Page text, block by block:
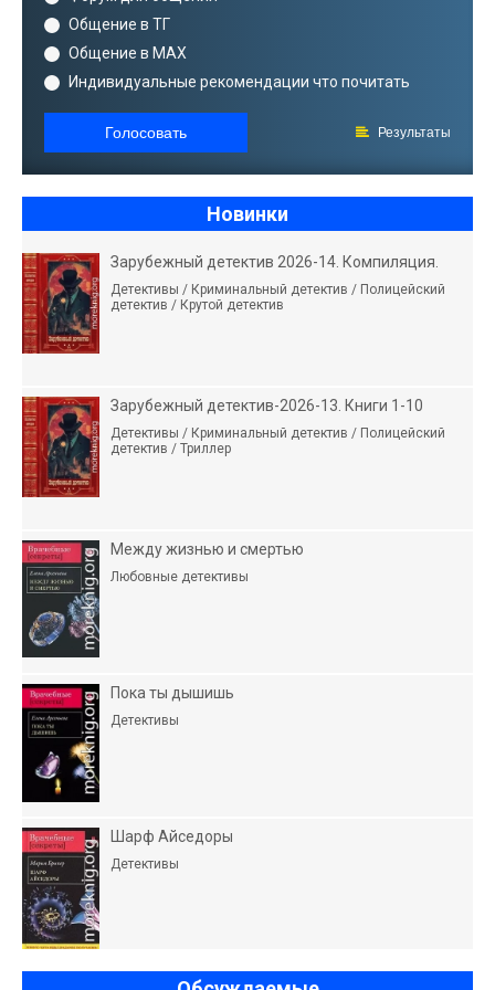
Общение в ТГ
Общение в MAX
Индивидуальные рекомендации что почитать
Голосовать Результаты
Новинки
Зарубежный детектив 2026-14. Компиляция.
Детективы / Криминальный детектив / Полицейский
детектив / Крутой детектив
Зарубежный детектив-2026-13. Книги 1-10
Детективы / Криминальный детектив / Полицейский
детектив / Триллер
Между жизнью и смертью
Любовные детективы
Пока ты дышишь
Детективы
Шарф Айседоры
Детективы